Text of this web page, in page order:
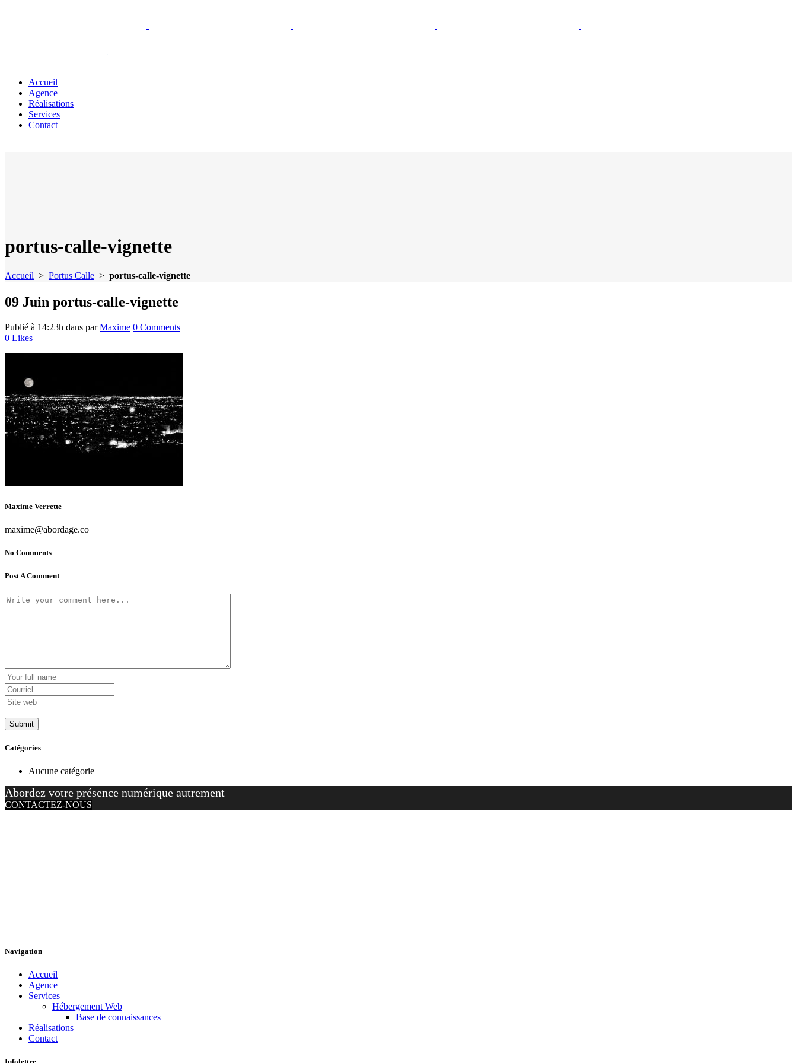
Accueil
Agence
Réalisations
Services
Contact
portus-calle-vignette
Accueil > Portus Calle > portus-calle-vignette
09 Juin portus-calle-vignette
Publié à 14:23h dans parMaxime 0 Comments
0 Likes
Maxime Verrette
maxime@abordage.co
No Comments
Post A Comment
Catégories
Aucune catégorie
Abordez votre présence numérique autrement
CONTACTEZ-NOUS
Navigation
Accueil
Agence
Services
Hébergement Web
Base de connaissances
Réalisations
Contact